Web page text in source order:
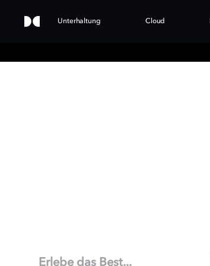
Unterhaltung Cloud
Erlebe das Best...